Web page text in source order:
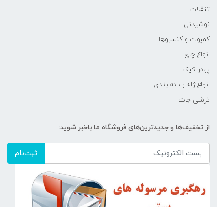
تنقلات
نوشیدنی
کمپوت و کنسروها
انواع چای
پودر کیک
انواع ژله بسته بندی
ترشی جات
از تخفیف‌ها و جدیدترین‌های فروشگاه ما باخبر شوید:
ثبت‌نام